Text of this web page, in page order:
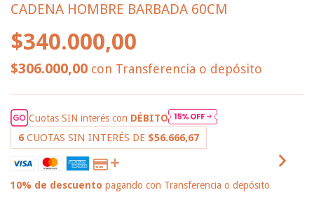
CADENA HOMBRE BARBADA 60CM
$340.000,00
$306.000,00 con Transferencia o depósito
Cuotas SIN interés con DÉBITO
6 CUOTAS SIN INTERÉS DE $56.666,67
10% de descuento pagando con Transferencia o depósito